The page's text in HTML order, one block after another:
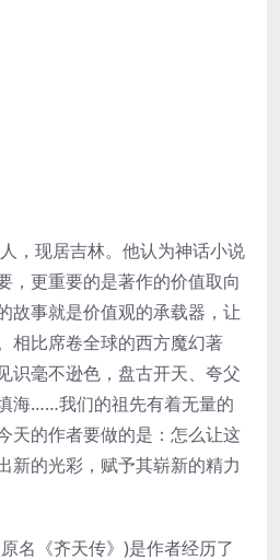
，现居吉林。他认为神话小说
，更重要的是著作的价值取向
故事就是价值观的承载器，让
相比席卷全球的西方魔幻著
识毫不逊色，盘古开天、夸父
海……我们的祖先有着无量的
天的作者要做的是：怎么让这
新的光彩，赋予其崭新的精力
名《齐天传》)是作者经历了